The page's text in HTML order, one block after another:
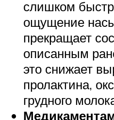
слишком
ощущение
прекращает
описанным
это снижает
пролактина,
грудного